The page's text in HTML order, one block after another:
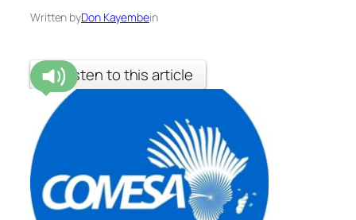
Written byDon Kayembein
Listen to this article